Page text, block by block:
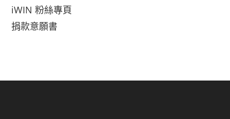
iWIN 粉絲專頁
捐款意願書